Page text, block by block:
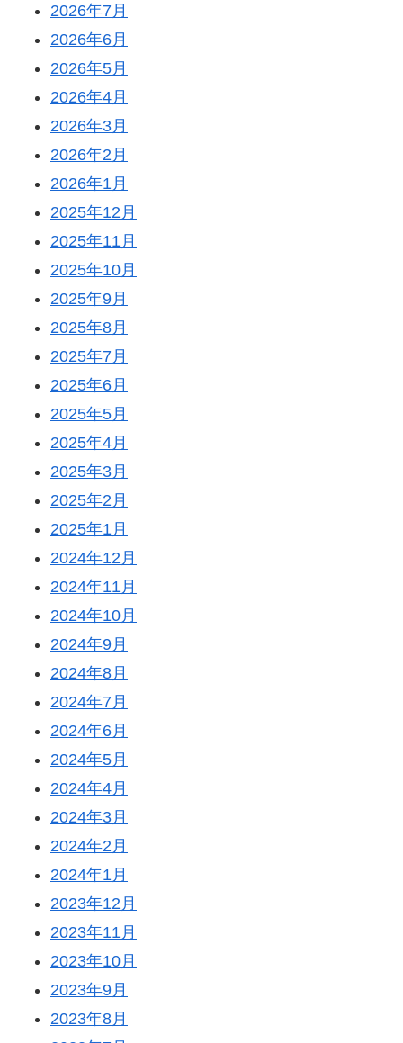
2026年7月
2026年6月
2026年5月
2026年4月
2026年3月
2026年2月
2026年1月
2025年12月
2025年11月
2025年10月
2025年9月
2025年8月
2025年7月
2025年6月
2025年5月
2025年4月
2025年3月
2025年2月
2025年1月
2024年12月
2024年11月
2024年10月
2024年9月
2024年8月
2024年7月
2024年6月
2024年5月
2024年4月
2024年3月
2024年2月
2024年1月
2023年12月
2023年11月
2023年10月
2023年9月
2023年8月